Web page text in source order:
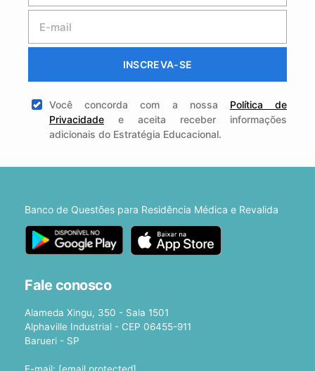
INSCREVA-SE
Você concorda com a nossa Política de
Privacidade e aceita receber informações
adicionais do Estratégia Educacional.
Banco de Questões para Residência Médica e Revalida
Fale conosco
Alameda Xingu, 350 - Sala 1501
Alphaville Industrial - CEP 06455-911
Barueri - SP